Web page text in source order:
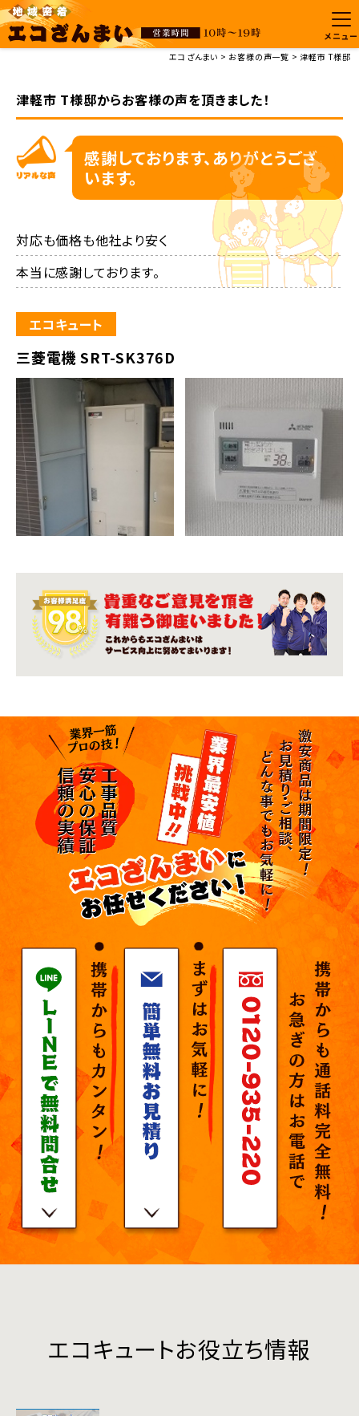
メニュー
エコざんまい
お客様の声一覧 津軽市 T様邸
津軽市 T様邸からお客様の声を頂きました！
感謝しております、ありがとうござ
います。
対応も価格も他社より安く
本当に感謝しております。
エコキュート
三菱電機 SRT-SK376D
エコキュートお役立ち情報